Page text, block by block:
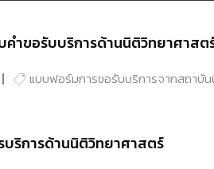
คำขอรับบริการด้านนิติวิทยาศาสต
แบบฟอร์มการขอรับบริการจากสถาบั
รบริการด้านนิติวิทยาศาสตร์